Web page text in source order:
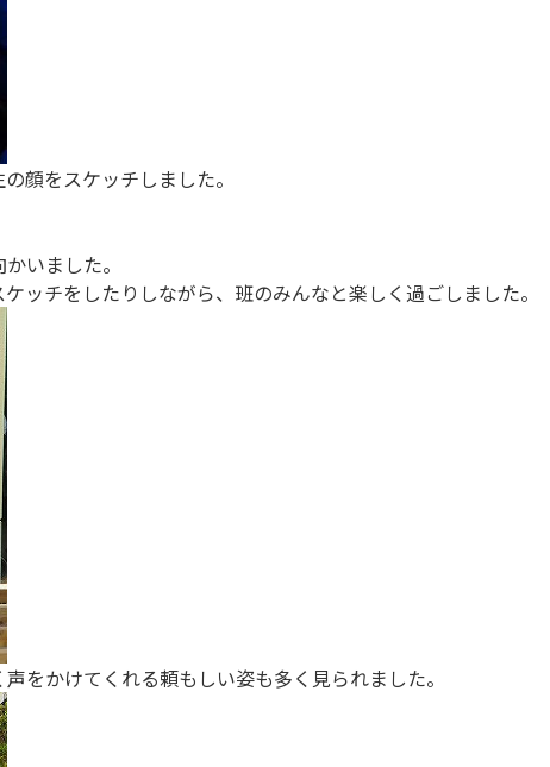
顔をスケッチしました。
いました。
ッチをしたりしながら、班のみんなと楽しく過ごしました。
をかけてくれる頼もしい姿も多く見られました。